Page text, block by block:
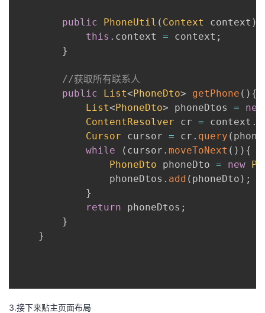
public PhoneUtil ( Context context )
this . context = context ;
}
//获取所有联系人
public
List<PhoneDto> getPhone ( ) {
List<PhoneDto> phoneDtos =
new
ContentResolver cr = context .
Cursor cursor = cr . query (
while
( cursor . moveToNext ( ) ) {
PhoneDto phoneDto = new
                phoneDtos
. add ( phoneDto ) ;
}
return phoneDtos ;
}
}
3.接下来贴主页面布局